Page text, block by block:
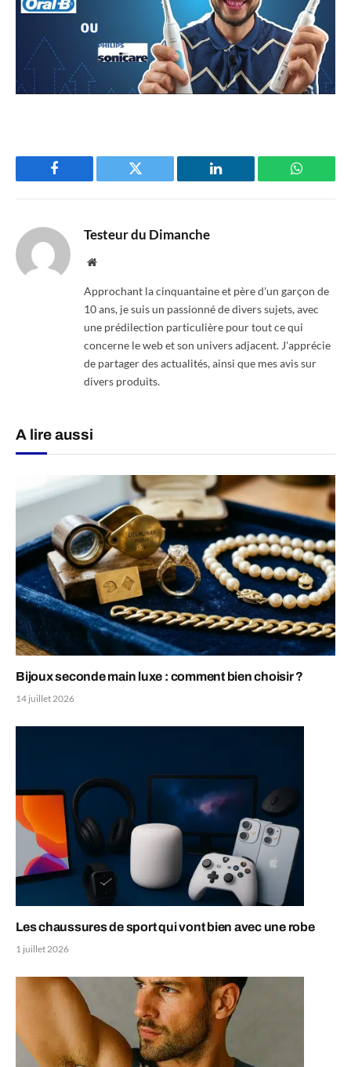
Facebook Twitter LinkedIn
Testeur du Dimanche
Website
Approchant la cinquantaine et père d'un garçon de
10 ans, je suis un passionné de divers sujets, avec
une prédilection particulière pour tout ce qui
concerne le web et son univers adjacent. J'apprécie
de partager des actualités, ainsi que mes avis sur
divers produits.
A lire aussi
Bijoux seconde main luxe : comment bien choisir ?
14 juillet 2026
Les chaussures de sport qui vont bien avec une robe
1 juillet 2026